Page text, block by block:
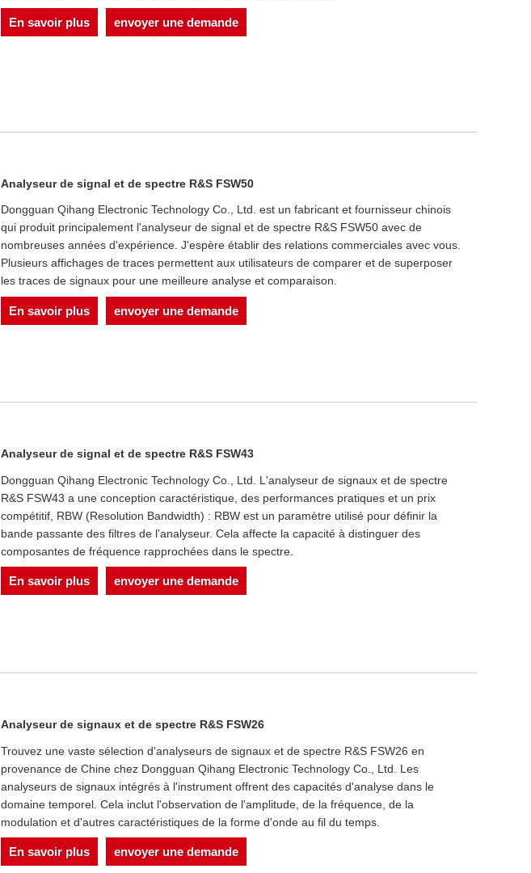
En savoir plus envoyer une demande
Analyseur de signal et de spectre R&S FSW50
Dongguan Qihang Electronic Technology Co., Ltd. est un fabricant et fournisseur chinois
qui produit principalement l'analyseur de signal et de spectre R&S FSW50 avec de
nombreuses années d'expérience. J'espère établir des relations commerciales avec vous.
Plusieurs affichages de traces permettent aux utilisateurs de comparer et de superposer
les traces de signaux pour une meilleure analyse et comparaison.
En savoir plus envoyer une demande
Analyseur de signal et de spectre R&S FSW43
Dongguan Qihang Electronic Technology Co., Ltd. L'analyseur de signaux et de spectre
R&S FSW43 a une conception caractéristique, des performances pratiques et un prix
compétitif, RBW (Resolution Bandwidth) : RBW est un paramètre utilisé pour définir la
bande passante des filtres de l'analyseur. Cela affecte la capacité à distinguer des
composantes de fréquence rapprochées dans le spectre.
En savoir plus envoyer une demande
Analyseur de signaux et de spectre R&S FSW26
Trouvez une vaste sélection d'analyseurs de signaux et de spectre R&S FSW26 en
provenance de Chine chez Dongguan Qihang Electronic Technology Co., Ltd. Les
analyseurs de signaux intégrés à l'instrument offrent des capacités d'analyse dans le
domaine temporel. Cela inclut l'observation de l'amplitude, de la fréquence, de la
modulation et d'autres caractéristiques de la forme d'onde au fil du temps.
En savoir plus envoyer une demande